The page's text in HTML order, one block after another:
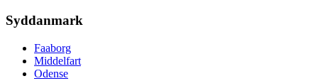
Syddanmark
Faaborg
Middelfart
Odense